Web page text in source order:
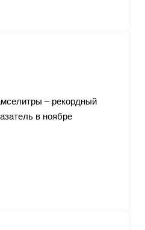
– рекордный
в ноябре